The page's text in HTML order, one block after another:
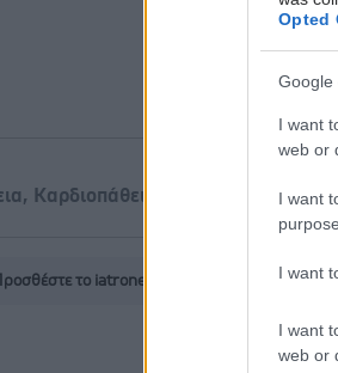
Opted
Google
I want
web or
I want
I want
I want
web or
, Καρδιοπάθεια
Προσθέστε το iatronet.gr στο Discover